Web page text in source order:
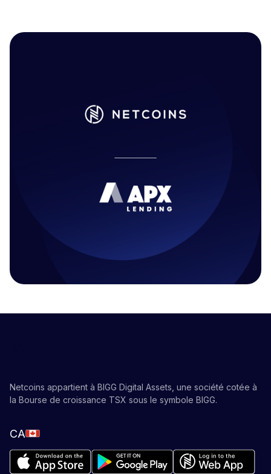
Netcoins appartient à BIGG Digital Assets, une société cotée à
la Bourse de croissance TSX sous le symbole BIGG.
CA